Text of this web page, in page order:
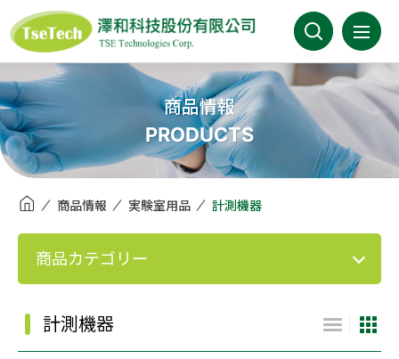
澤和科技有限公司
会社案内
最新情報
事業分野
取扱メーカー
商品情報
PRODUCTS
商品情報 実験室用品 計測機器
商品カテゴリー
計測機器